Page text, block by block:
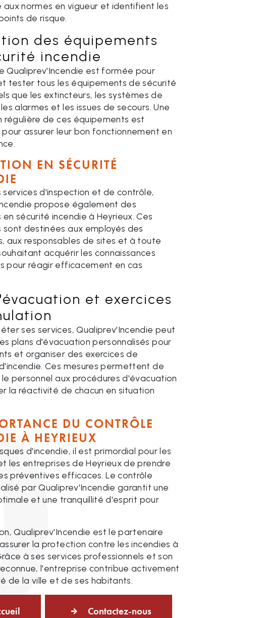
normes en vigueur et identifient les
de risque.
des équipements
incendie
Qualiprev'Incendie est formée pour
tester tous les équipements de sécurité
que les extincteurs, les systèmes de
alarmes et les issues de secours. Une
régulière de ces équipements est
assurer leur bon fonctionnement en
EN SÉCURITÉ
services d'inspection et de contrôle,
propose également des
sécurité incendie à Heyrieux. Ces
destinées aux employés des
aux responsables de sites et à toute
acquérir les connaissances
pour réagir efficacement en cas
et exercices
ses services, Qualiprev'Incendie peut
plans d'évacuation personnalisés pour
et organiser des exercices de
Ces mesures permettent de
le personnel aux procédures d'évacuation
la réactivité de chacun en situation
DU CONTRÔLE
À HEYRIEUX
d'incendie, il est primordial pour les
les entreprises de Heyrieux de prendre
préventives efficaces. Le contrôle
par Qualiprev'Incendie garantit une
et une tranquillité d'esprit pour
Qualiprev'Incendie est le partenaire
la protection contre les incendies à
à ses services professionnels et son
l'entreprise contribue activement
de la ville et de ses habitants.
Contactez-nous